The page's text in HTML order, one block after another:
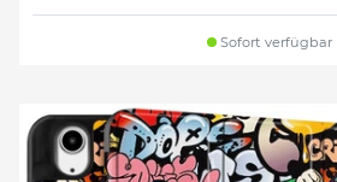
Sofort verfügbar